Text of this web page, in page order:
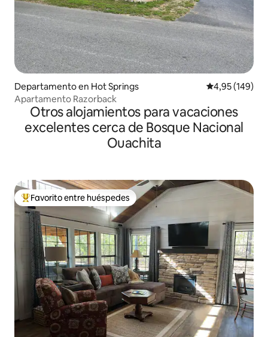
Departamento en Hot Springs Calificación
4,95 (149)
Apartamento Razorback
Otros alojamientos para vacaciones
excelentes cerca de Bosque Nacional
Ouachita
Favorito entre los huéspedes más destacados
Favorito entre huéspedes